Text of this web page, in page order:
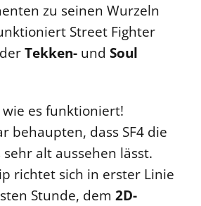
zu seinen Wurzeln
Street Fighter
Tekken- und Soul
es funktioniert!
behaupten, dass SF4 die
alt aussehen lässt.
richtet sich in erster Linie
Stunde, dem 2D-